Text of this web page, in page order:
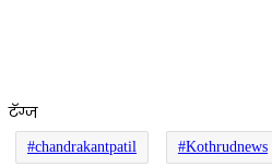
टॅग्ज
#chandrakantpatil #Kothrudnews